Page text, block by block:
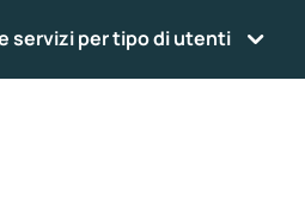
servizi per tipo di utenti